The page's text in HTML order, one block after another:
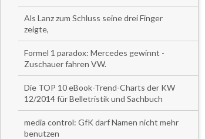
Als Lanz zum Schluss seine drei Finger
zeigte,
Formel 1 paradox: Mercedes gewinnt -
Zuschauer fahren VW.
Die TOP 10 eBook-Trend-Charts der KW
12/2014 für Belletristik und Sachbuch
media control: GfK darf Namen nicht mehr
benutzen